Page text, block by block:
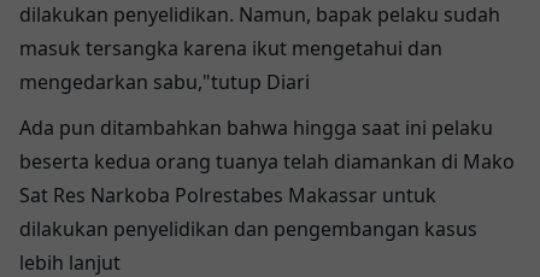
dilakukan penyelidikan. Namun, bapak pelaku sudah
masuk tersangka karena ikut mengetahui dan
mengedarkan sabu,"tutup Diari
Ada pun ditambahkan bahwa hingga saat ini pelaku
beserta kedua orang tuanya telah diamankan di Mako
Sat Res Narkoba Polrestabes Makassar untuk
dilakukan penyelidikan dan pengembangan kasus
lebih lanjut